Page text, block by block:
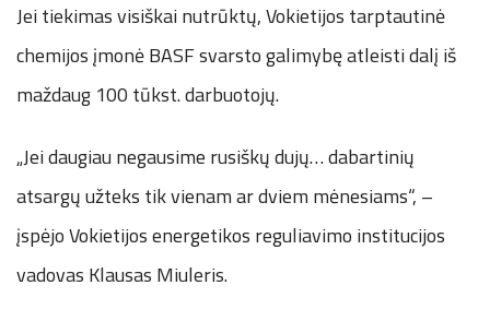
Jei tiekimas visiškai nutrūktų, Vokietijos tarptautinė
chemijos įmonė BASF svarsto galimybę atleisti dalį iš
maždaug 100 tūkst. darbuotojų.
„Jei daugiau negausime rusiškų dujų… dabartinių
atsargų užteks tik vienam ar dviem mėnesiams“, –
įspėjo Vokietijos energetikos reguliavimo institucijos
vadovas Klausas Miuleris.